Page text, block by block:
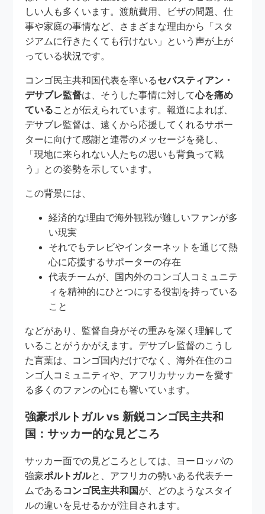
しい人も多くいます。渡航費用、ビザの問題、仕
事や家庭の事情など、さまざまな理由から「スタ
ジアムに行きたくても行けない」という声が上が
っている状況です。
コンゴ民主共和国代表を率いるセバスティアン・
デサブレ監督は、そうした事情に対して心を痛め
ていることが伝えられています。報道によれば、
デサブレ監督は、遠くから応援してくれるサポー
ターに向けて感謝と連帯のメッセージを発し、
「現地に来られない人たちの思いも背負って戦
う」との姿勢を示しています。
この背景には、
経済的な理由で海外観戦が難しいファンが多
い現実
それでもテレビやインターネットを通じて熱
心に応援するサポーターの存在
代表チームが、国内外のコンゴ人コミュニテ
ィを精神的にひとつにする役割を持っている
こと
などがあり、監督自身がその重みを深く理解して
いることがうかがえます。デサブレ監督のこうし
た言葉は、コンゴ国内だけでなく、海外在住のコ
ンゴ人コミュニティや、アフリカサッカーを愛す
る多くのファンの心にも響いています。
強豪ポルトガル vs 新鋭コンゴ民主共和
国：サッカー的な見どころ
サッカー面での見どころとしては、ヨーロッパの
強豪ポルトガルと、アフリカの勢いある代表チー
ムである コンゴ民主共和国が、どのようなスタイ
ルの違いを見せるかが注目されます。